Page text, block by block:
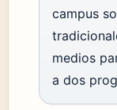
campus
medios
a dos